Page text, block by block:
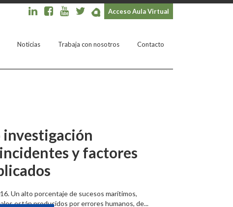
Acceso Aula Virtual
Noticias Trabaja con nosotros Contacto
investigación
y factores
Un alto porcentaje de sucesos marítimos,
están producidos por errores humanos, de...